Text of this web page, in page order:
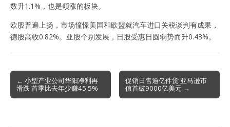
数升1.1%，也是领涨的板块。
欧股普遍上扬，市场憧憬美国和欧盟就汽车进口关税谈判有成果，
德股高收0.82%。亚股个别发展，日股受惠日圆弱势而升0.43%。
Post
navigation
← 小型产业公司华阳净利再
滑跌 首季比去年少赚45.5%
促销日售逾亿件货 亚马逊市
值首破9000亿美元 →